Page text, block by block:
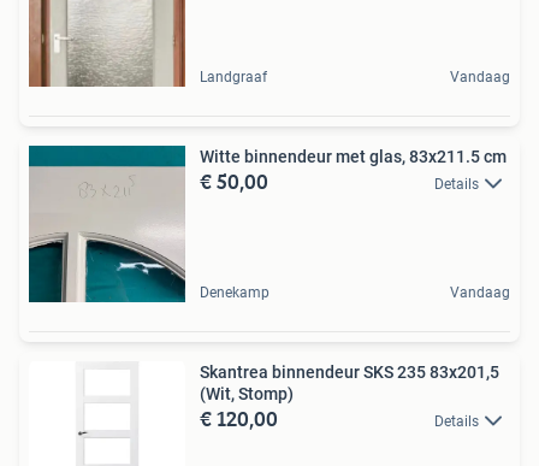
Landgraaf Vandaag
Witte binnendeur met glas, 83x211.5 cm
€ 50,00 Details
Denekamp Vandaag
Skantrea binnendeur SKS 235 83x201,5
(Wit, Stomp)
€ 120,00 Details